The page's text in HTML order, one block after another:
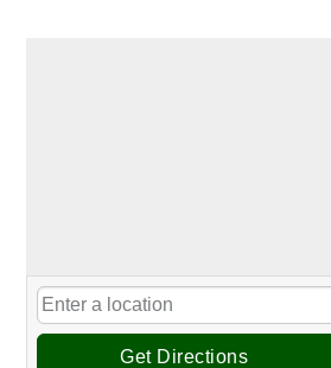
Get Directions